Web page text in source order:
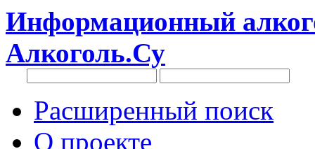
Информационный
Алкоголь.Су
Расширенный поиск
О проекте